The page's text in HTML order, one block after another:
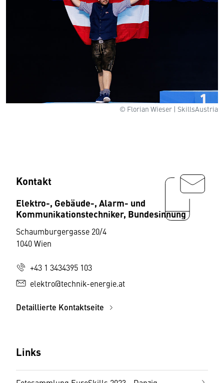
© Florian Wieser | SkillsAustria
Kontakt
Elektro-, Gebäude-, Alarm- und
Kommunikationstechniker, Bundesinnung
Schaumburgergasse 20/4
1040 Wien
+43 1 3434395 103
elektro@technik-energie.at
Detaillierte Kontaktseite
Links